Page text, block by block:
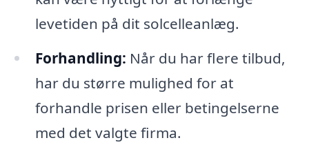
levetiden på dit solcelleanlæg.
Forhandling: Når du har flere tilbud,
har du større mulighed for at
forhandle prisen eller betingelserne
med det valgte firma.